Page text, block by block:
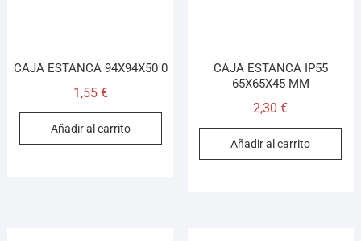
CAJA ESTANCA 94X94X50 0
1,55 €
Añadir al carrito
CAJA ESTANCA IP55
65X65X45 MM
2,30€
Añadir al carrito